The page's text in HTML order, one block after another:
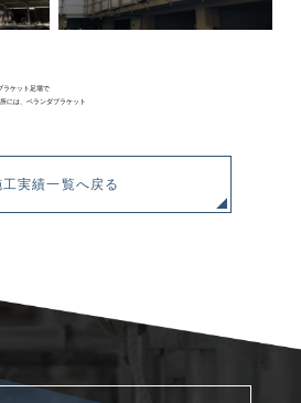
ラケット足場で
には、ベランダブラケット
工実績一覧へ戻る